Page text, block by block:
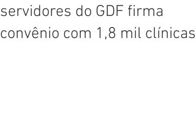
servidores do GDF firma
convênio com 1,8 mil clínicas